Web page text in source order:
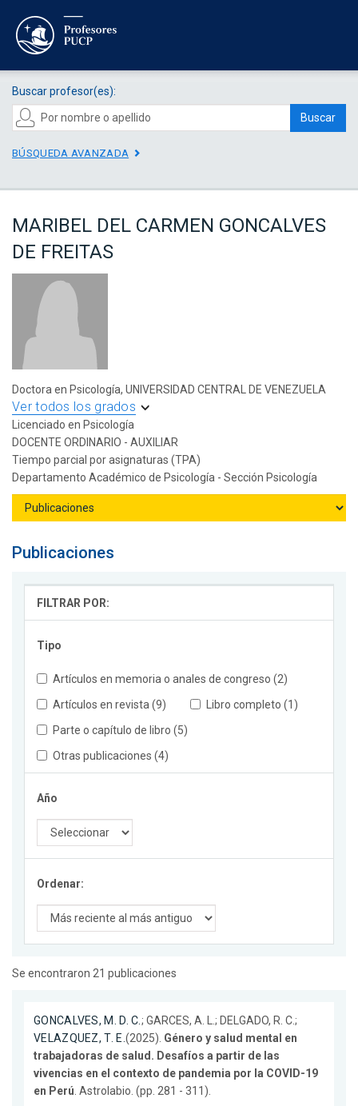
Buscar profesor(es):
Buscar
BÚSQUEDA AVANZADA
MARIBEL DEL CARMEN GONCALVES
DE FREITAS
Doctora en Psicología, UNIVERSIDAD CENTRAL DE VENEZUELA
Ver todos los grados
Licenciado en Psicología
DOCENTE ORDINARIO - AUXILIAR
Tiempo parcial por asignaturas (TPA)
Departamento Académico de Psicología - Sección Psicología
Publicaciones
FILTRAR POR:
Tipo
Artículos en memoria o anales de congreso (2)
Artículos en revista (9)
Libro completo (1)
Parte o capítulo de libro (5)
Otras publicaciones (4)
Año
Ordenar:
Se encontraron 21 publicaciones
GONCALVES, M. D. C.; GARCES, A. L.; DELGADO, R. C.;
VELAZQUEZ, T. E.(2025). Género y salud mental en
trabajadoras de salud. Desafíos a partir de las
vivencias en el contexto de pandemia por la COVID-19
en Perú. Astrolabio. (pp. 281 - 311).